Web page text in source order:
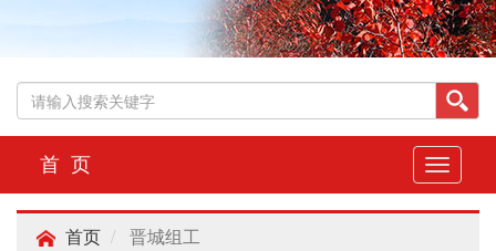
切
换
导
首 页
首页 晋城组工